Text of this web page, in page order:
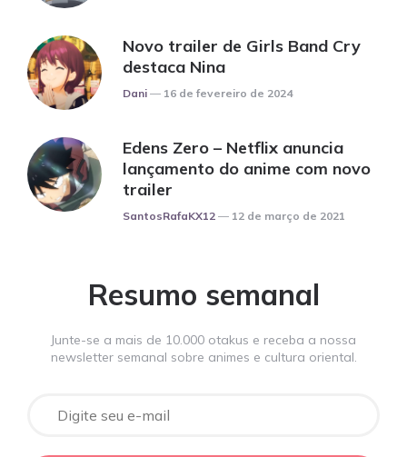
Novo trailer de Girls Band Cry
destaca Nina
Posted
Dani 16 de fevereiro de 2024
Edens Zero – Netflix anuncia
lançamento do anime com novo
trailer
Posted
SantosRafaKX12 12 de março de 2021
Resumo semanal
Junte-se a mais de 10.000 otakus e receba a nossa
newsletter semanal sobre animes e cultura oriental.